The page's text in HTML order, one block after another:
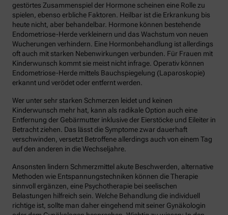
gestörtes Zusammenspiel der Hormone scheinen eine Rolle zu
spielen, ebenso erbliche Faktoren. Heilbar ist die Erkrankung bis
heute nicht, aber behandelbar. Hormone können bestehende
Endometriose-Herde verkleinern und das Wachstum von neuen
Wucherungen verhindern. Eine Hormonbehandlung ist allerdings
oft auch mit starken Nebenwirkungen verbunden. Für Frauen mit
Kinderwunsch kommt sie meist nicht infrage. Operativ können
Endometriose-Herde mittels Bauchspiegelung (Laparoskopie)
erkannt und verödet oder entfernt werden.
Wer unter sehr starken Schmerzen leidet und keinen
Kinderwunsch mehr hat, kann als radikale Option auch eine
Entfernung der Gebärmutter inklusive der Eierstöcke und Eileiter in
Betracht ziehen. Das lässt die Symptome zwar dauerhaft
verschwinden, versetzt Betroffene allerdings auch von einem Tag
auf den anderen in die Wechseljahre.
Ansonsten lindern Schmerzmittel akute Beschwerden, alternative
Methoden wie Entspannungstechniken können die Therapie
sinnvoll ergänzen, eine Psychotherapie bei seelischen
Belastungen hilfreich sein. Welche Behandlung die individuell
richtige ist, sollte man daher eingehend mit seiner Gynäkologin